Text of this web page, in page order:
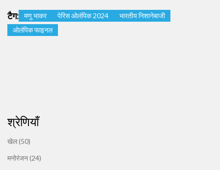
टैग: मणु भाकर पेरिस ओलंपिक 2024
भारतीय निशानेबाजी
ओलंपिक फाइनल
श्रेणियाँ
खेल(50)
मनोरंजन(24)